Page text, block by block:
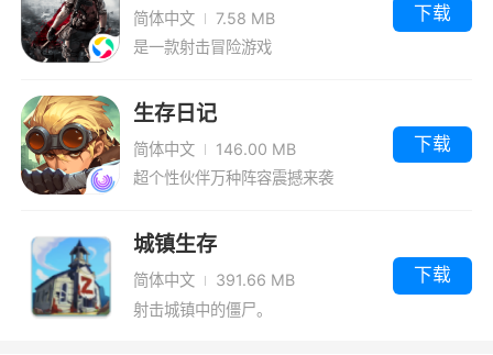
简体中文
7.58 MB
是一款射击冒险游戏
下载
生存日记
简体中文
146.00 MB
超个性伙伴万种阵容震撼来袭
下载
城镇生存
简体中文
391.66 MB
射击城镇中的僵尸。
下载